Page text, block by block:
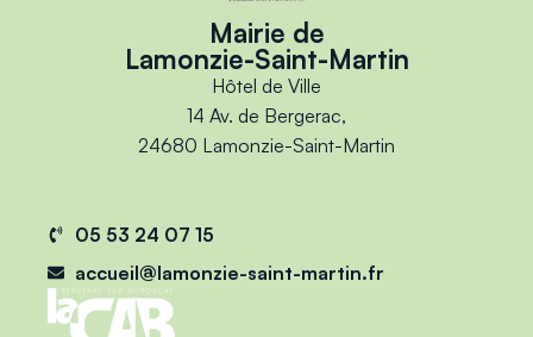
Mairie de
Lamonzie-Saint-Martin
Hôtel de Ville
14 Av. de Bergerac,
24680 Lamonzie-Saint-Martin
05 53 24 07 15
accueil@lamonzie-saint-martin.fr